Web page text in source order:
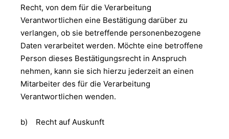
Recht, von dem für die Verarbeitung
Verantwortlichen eine Bestätigung darüber zu
verlangen, ob sie betreffende personenbezogene
Daten verarbeitet werden. Möchte eine betroffene
Person dieses Bestätigungsrecht in Anspruch
nehmen, kann sie sich hierzu jederzeit an einen
Mitarbeiter des für die Verarbeitung
Verantwortlichen wenden.
b) Recht auf Auskunft